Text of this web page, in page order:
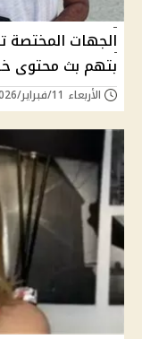
الجهات المختصة
بتهم بث محتوى خادش
الأربعاء 11/فبراير/2026 - 04:20 م